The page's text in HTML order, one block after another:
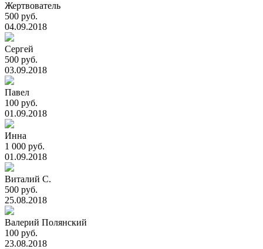
Жертвователь
500 руб.
04.09.2018
Сергей
500 руб.
03.09.2018
Павел
100 руб.
01.09.2018
Инна
1 000 руб.
01.09.2018
Виталий С.
500 руб.
25.08.2018
Валерий Полянский
100 руб.
23.08.2018